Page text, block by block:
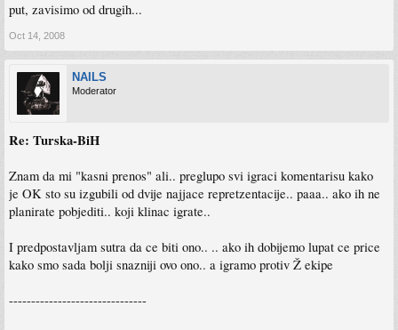
put, zavisimo od drugih...
Oct 14, 2008
NAILS
Moderator
Re: Turska-BiH
Znam da mi "kasni prenos" ali.. preglupo svi igraci komentarisu kako
je OK sto su izgubili od dvije najjace repretzentacije.. paaa.. ako ih ne
planirate pobjediti.. koji klinac igrate..
I predpostavljam sutra da ce biti ono.. .. ako ih dobijemo lupat ce price
kako smo sada bolji snazniji ovo ono.. a igramo protiv Ž ekipe
-------------------------------